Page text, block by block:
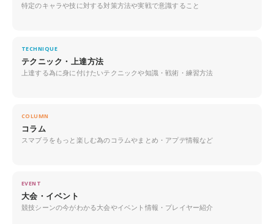
特定のキャラや技に対する対策方法や実戦で意識すること
TECHNIQUE
テクニック・上達方法
上達する為に身に付けたいテクニックや知識・戦術・練習方法
COLUMN
コラム
スマブラをもっと楽しむ為のコラムやまとめ・アプデ情報など
EVENT
大会・イベント
競技シーンの今がわかる大会やイベント情報・プレイヤー紹介